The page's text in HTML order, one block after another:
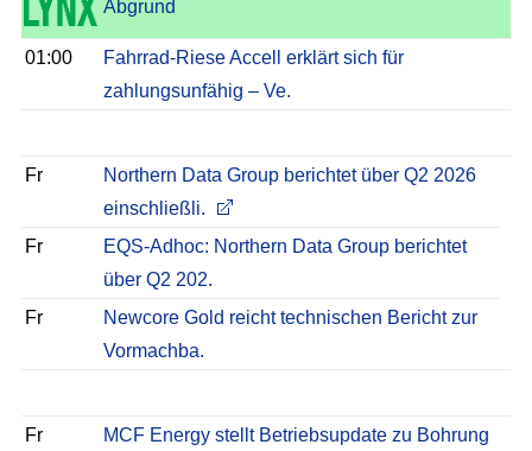
Abgrund
01:00
Fahrrad-Riese Accell erklärt sich für
zahlungsunfähig – Ve.
Fr
Northern Data Group berichtet über Q2 2026
einschließli.
Fr
EQS-Adhoc: Northern Data Group berichtet
über Q2 202.
Fr
Newcore Gold reicht technischen Bericht zur
Vormachba.
Fr
MCF Energy stellt Betriebsupdate zu Bohrung